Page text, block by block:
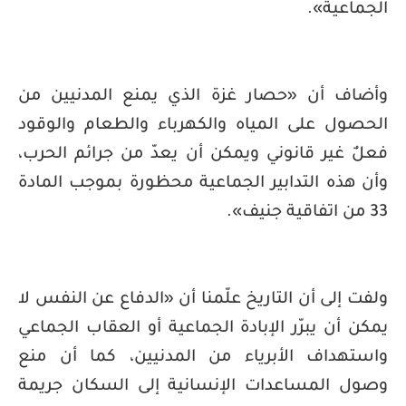
الجماعية».
وأضاف أن «حصار غزة الذي يمنع المدنيين من
الحصول على المياه والكهرباء والطعام والوقود
فعلٌ غير قانوني ويمكن أن يعدّ من جرائم الحرب،
وأن هذه التدابير الجماعية محظورة بموجب المادة
33 من اتفاقية جنيف».
ولفت إلى أن التاريخ علّمنا أن «الدفاع عن النفس لا
يمكن أن يبرّر الإبادة الجماعية أو العقاب الجماعي
واستهداف الأبرياء من المدنيين، كما أن منع
وصول المساعدات الإنسانية إلى السكان جريمة